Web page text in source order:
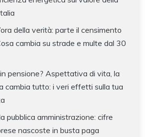
della verità: parte il censimento
cambia su strade e multe dal 30
pensione? Aspettativa di vita, la
cambia tutto: i veri effetti sulla tua
pubblica amministrazione: cifre
nascoste in busta paga